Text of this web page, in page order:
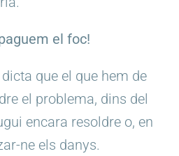
el foc!
que el que hem de
el problema, dins del
encara resoldre o, en
ne els danys.